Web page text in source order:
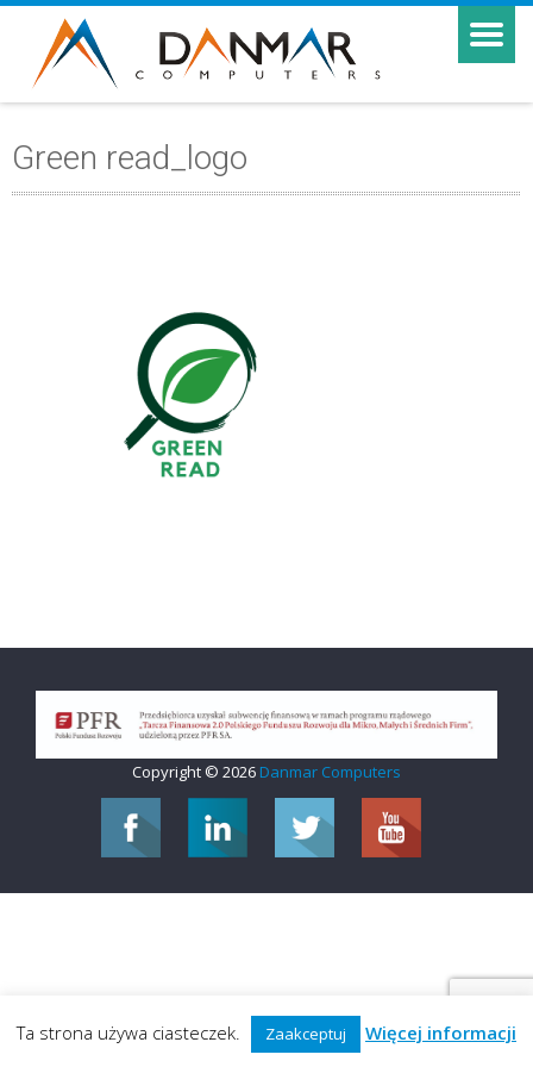
Green read_logo
Copyright © 2026 Danmar Computers
Ta strona używa ciasteczek. Zaakceptuj Więcej informacji